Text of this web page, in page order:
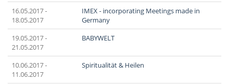
16.05.2017 -
18.05.2017
IMEX - incorporating Meetings made in
Germany
19.05.2017 -
21.05.2017
BABYWELT
10.06.2017 -
11.06.2017
Spiritualität & Heilen